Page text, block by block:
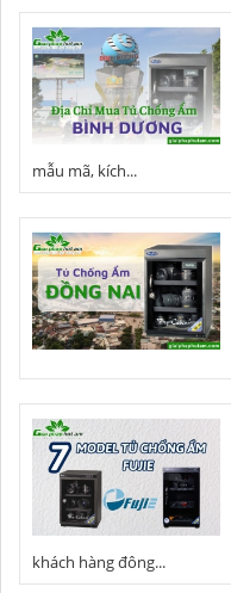
mẫu mã, kích...
khách hàng đông...